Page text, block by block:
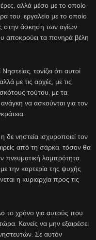
αλλά μέσο με το οποίο
του, εργαλείο με το οποίο
στην άσκηση των αγίων
αποκρούει τα πονηρά βέλη
τονίζει ότι αυτοί
με τις αρχές, με τις
τούτου, με τα
να ασκούνται για τον
δε νηστεία ισχυροποιεί τον
από τη σάρκα, τόσον θα
πνευματική λαμπρότητα.
την καρτερία της ψυχής
η κυριαρχία προς τις
το χρόνο για αυτούς που
Κανείς να μην εξαιρέσει
Σε αυτόν